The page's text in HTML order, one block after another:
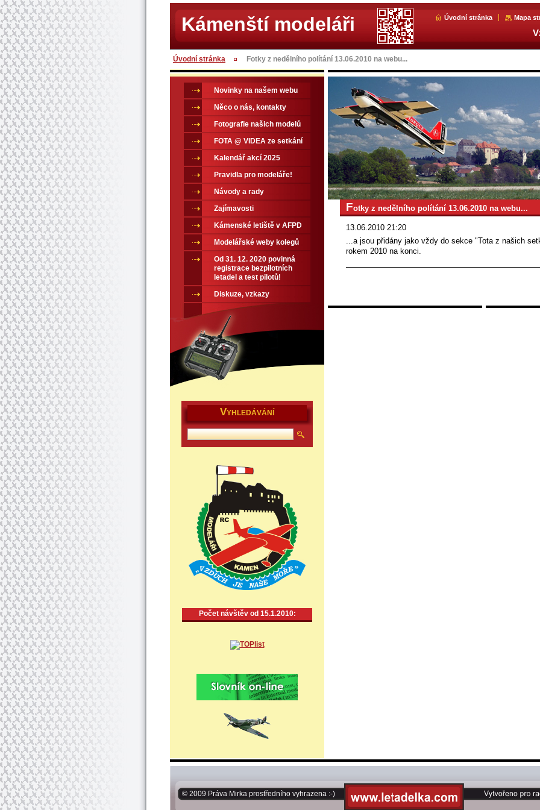
Kámenští modeláři Úvodní stránka Mapa
Úvodní stránka Fotky z nedělního polítání 13.06.2010 na webu...
Fotky z nedělního polítání 13.06.2010 na webu...
13.06.2010 21:20
...a jsou přidány jako vždy do sekce "Tota z našich
rokem 2010 na konci.
Novinky na našem webu
Něco o nás, kontakty
Fotografie našich modelů
FOTA @ VIDEA ze setkání
Kalendář akcí 2025
Pravidla pro modeláře!
Návody a rady
Zajímavosti
Kámenské letiště v AFPD
Modelářské weby kolegů
Od 31. 12. 2020 povinná
registrace bezpilotních
letadel a test pilotů!
Diskuze, vzkazy
VYHLEDÁVÁNÍ
Počet návštěv od 15.1.2010:
© 2009 Práva Mirka prostředního vyhrazena :-)